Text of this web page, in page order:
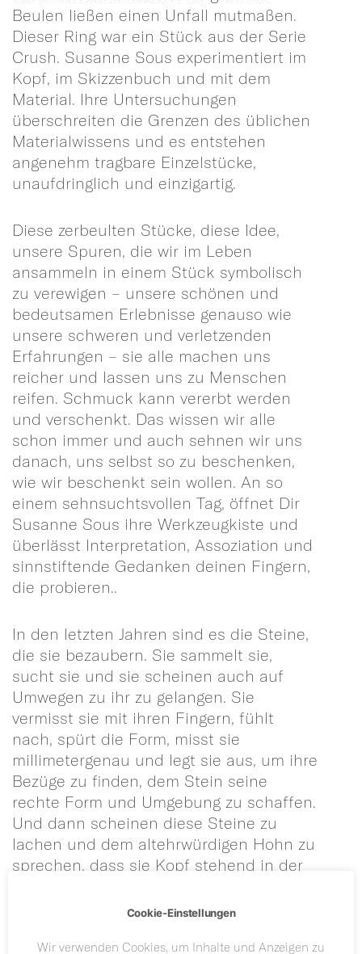
Beulen ließen einen Unfall mutmaßen.
Dieser Ring war ein Stück aus der Serie
Crush. Susanne Sous experimentiert im
Kopf, im Skizzenbuch und mit dem
Material. Ihre Untersuchungen
überschreiten die Grenzen des üblichen
Materialwissens und es entstehen
angenehm tragbare Einzelstücke,
unaufdringlich und einzigartig.
Diese zerbeulten Stücke, diese Idee,
unsere Spuren, die wir im Leben
ansammeln in einem Stück symbolisch
zu verewigen – unsere schönen und
bedeutsamen Erlebnisse genauso wie
unsere schweren und verletzenden
Erfahrungen – sie alle machen uns
reicher und lassen uns zu Menschen
reifen. Schmuck kann vererbt werden
und verschenkt. Das wissen wir alle
schon immer und auch sehnen wir uns
danach, uns selbst so zu beschenken,
wie wir beschenkt sein wollen. An so
einem sehnsuchtsvollen Tag, öffnet Dir
Susanne Sous ihre Werkzeugkiste und
überlässt Interpretation, Assoziation und
sinnstiftende Gedanken deinen Fingern,
die probieren..
In den letzten Jahren sind es die Steine,
die sie bezaubern. Sie sammelt sie,
sucht sie und sie scheinen auch auf
Umwegen zu ihr zu gelangen. Sie
vermisst sie mit ihren Fingern, fühlt
nach, spürt die Form, misst sie
millimetergenau und legt sie aus, um ihre
Bezüge zu finden, dem Stein seine
rechte Form und Umgebung zu schaffen.
Und dann scheinen diese Steine zu
lachen und dem altehrwürdigen Hohn zu
sprechen, dass sie Kopf stehend in der
Oberst. Das klingt ein wenig verwegen,
zeigt er seine glatte blanke Fläche, seine
Cookie-Einstellungen
Wir verwenden Cookies, um Inhalte und Anzeigen zu